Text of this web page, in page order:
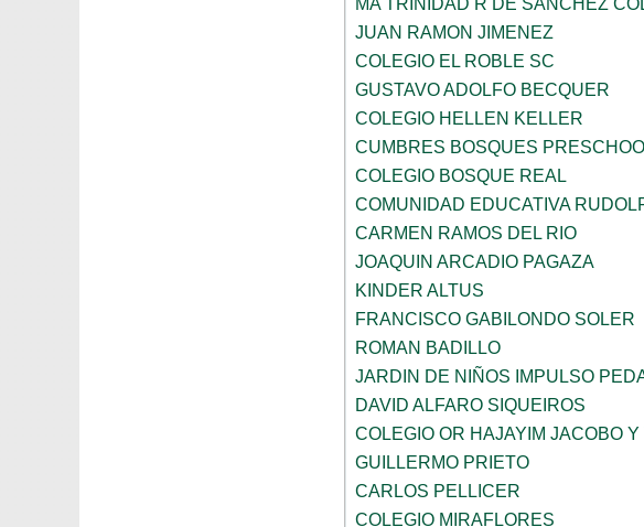
MA TRINIDAD R DE SANCHEZ
JUAN RAMON JIMENEZ
COLEGIO EL ROBLE SC
GUSTAVO ADOLFO BECQUER
COLEGIO HELLEN KELLER
CUMBRES BOSQUES
COLEGIO BOSQUE REAL
COMUNIDAD EDUCATIVA
CARMEN RAMOS DEL RIO
JOAQUIN ARCADIO PAGAZA
KINDER ALTUS
FRANCISCO GABILONDO SOLER
ROMAN BADILLO
JARDIN DE NIÑOS IMPULSO
DAVID ALFARO SIQUEIROS
COLEGIO OR HAJAYIM JACOBO
GUILLERMO PRIETO
CARLOS PELLICER
COLEGIO MIRAFLORES